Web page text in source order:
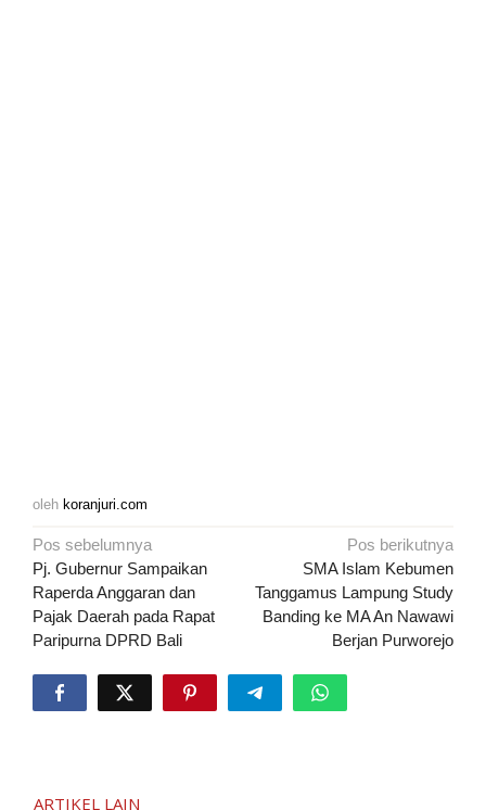
oleh koranjuri.com
Navigasi
pos
Pos sebelumnya
Pj. Gubernur Sampaikan
Raperda Anggaran dan
Pajak Daerah pada Rapat
Paripurna DPRD Bali
Pos berikutnya
SMA Islam Kebumen
Tanggamus Lampung Study
Banding ke MA An Nawawi
Berjan Purworejo
ARTIKEL LAIN